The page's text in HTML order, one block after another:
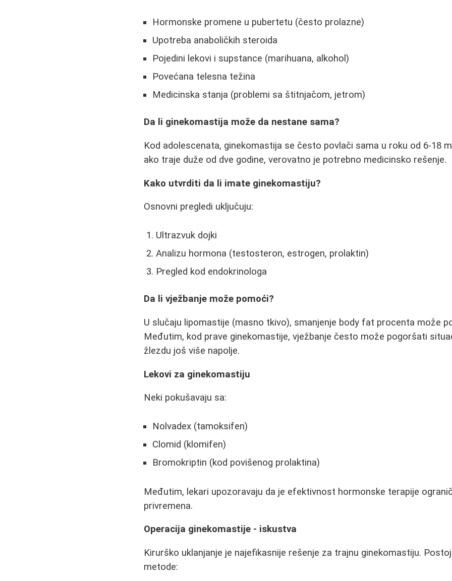
Hormonske promene u pubertetu (često prolazne)
Upotreba anaboličkih steroida
Pojedini lekovi i supstance (marihuana, alkohol)
Povećana telesna težina
Medicinska stanja (problemi sa štitnjačom, jetrom)
Da li ginekomastija može da nestane sama?
Kod adolescenata, ginekomastija se često povlači sama u roku od 6-18
ako traje duže od dve godine, verovatno je potrebno medicinsko rešenje.
Kako utvrditi da li imate ginekomastiju?
Osnovni pregledi uključuju:
Ultrazvuk dojki
Analizu hormona (testosteron, estrogen, prolaktin)
Pregled kod endokrinologa
Da li vježbanje može pomoći?
U slučaju lipomastije (masno tkivo), smanjenje body fat procenta može
Međutim, kod prave ginekomastije, vježbanje često može pogoršati
žlezdu još više napolje.
Lekovi za ginekomastiju
Neki pokušavaju sa:
Nolvadex (tamoksifen)
Clomid (klomifen)
Bromokriptin (kod povišenog prolaktina)
Međutim, lekari upozoravaju da je efektivnost hormonske terapije
privremena.
Operacija ginekomastije - iskustva
Kirurško uklanjanje je najefikasnije rešenje za trajnu ginekomastiju.
metode: